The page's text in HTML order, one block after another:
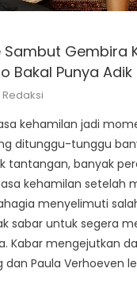
Sambut Gembira
Bakal Punya Adik
Author
Redaksi
kehamilan jadi
ditunggu-tunggu
tantangan, banyak
kehamilan setelah
menyelimuti
sabar untuk segera
Kabar mengejutkan
dan Paula Verhoeven